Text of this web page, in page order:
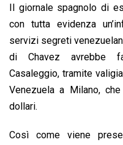
Il giornale spagnolo di
con tutta evidenza
servizi segreti
di Chavez avrebbe
Casaleggio, tramite
Venezuela a Milano,
dollari.
Così come viene